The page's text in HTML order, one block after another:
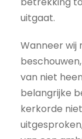
uitgaat.
Wanneer wij
van niet
belangrijke
kerkorde